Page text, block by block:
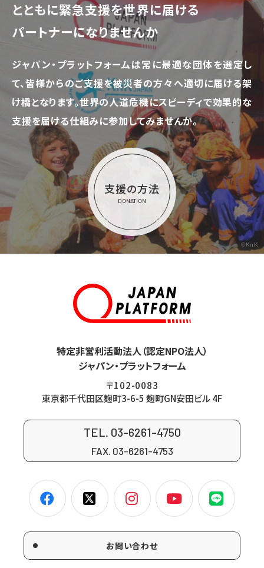
とともに緊急支援を世界に届ける
パートナーになりませんか
ジャパン・プラットフォームは常に最適な団体を選定し
て、皆様からのご支援を被災者の方々へ適切に届ける架
け橋となります。世界の人道危機にスピーディで効果的な
支援を届ける仕組みに参加してみませんか。
支援の方法
DONATION
©KnK
特定非営利活動法人（認定NPO法人）
ジャパン・プラットフォーム
〒102-0083
東京都千代田区麹町3-6-5 麹町GN安田ビル 4F
TEL. 03-6261-4750
FAX. 03-6261-4753
お問い合わせ